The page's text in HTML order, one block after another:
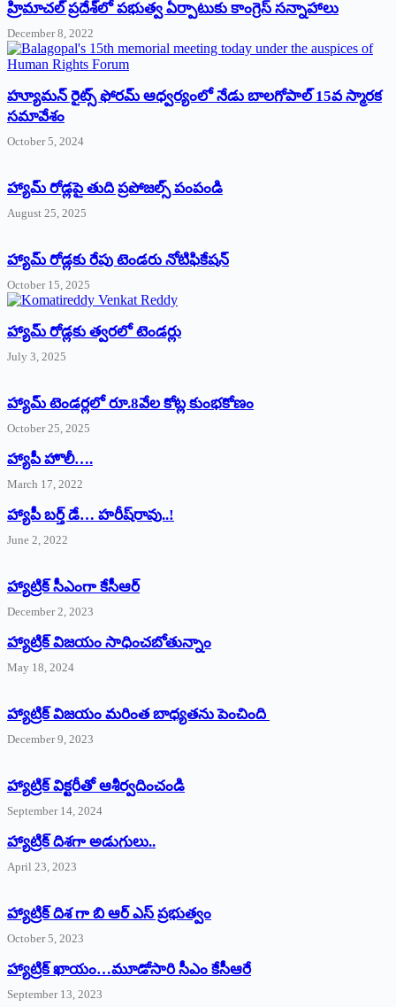
‌హ్రిమాచల్‌ ‌ప్రదేశ్‌లో పభుత్వ ఏర్పాటుకు కాంగ్రెస్‌ ‌సన్నాహాలు
December 8, 2022
హ్యూమన్‌ రైట్స్‌ ఫోరమ్‌ ఆధ్వర్యంలో నేడు బాలగోపాల్‌ 15వ స్మారక
సమావేశం
October 5, 2024
హ్యామ్‌ రోడ్లపై తుది ప్రపోజల్స్‌ పంపండి
August 25, 2025
హ్యామ్‌ రోడ్లకు రేపు టెండరు నోటిఫికేషన్‌
October 15, 2025
హ్యామ్‌ రోడ్లకు త్వరలో టెండర్లు
July 3, 2025
హ్యామ్‌ ‌టెండర్లలో రూ.8వేల కోట్ల కుంభకోణం
October 25, 2025
హ్యాపీ హొలీ….
March 17, 2022
హ్యాపీ బర్త్ ‌డే… హరీష్‌రావు..!
June 2, 2022
హ్యాట్రిక్‌ ‌సీఎంగా కేసీఆర్‌
December 2, 2023
హ్యాట్రిక్‌ విజయం సాధించబోతున్నాం
May 18, 2024
హ్యాట్రిక్ విజయం మరింత బాధ్యతను పెంచింది
December 9, 2023
హ్యాట్రిక్‌ ‌విక్టరీతో ఆశీర్వదించండి
September 14, 2024
‌హ్యాట్రిక్‌ ‌దిశగా అడుగులు..
April 23, 2023
హ్యాట్రిక్ దిశ గా బి ఆర్ ఎస్ ప్రభుత్వం
October 5, 2023
హ్యాట్రిక్‌ ‌ఖాయం…మూడోసారి సీఎం కేసీఆరే
September 13, 2023